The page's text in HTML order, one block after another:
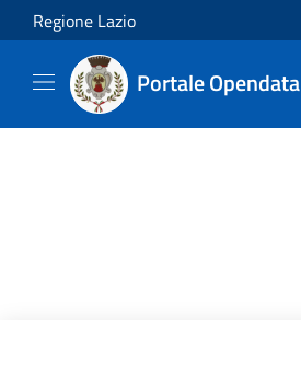
Salta al contenuto principale
Regione Lazio
Portale Opendata